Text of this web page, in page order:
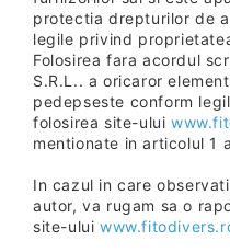
protectia drepturilor de
legile privind
Folosirea fara acordul
S.R.L.. a oricaror
pedepseste conform
folosirea site-ului
mentionate in articolul 1
In cazul in care
autor, va rugam sa o
site-ului